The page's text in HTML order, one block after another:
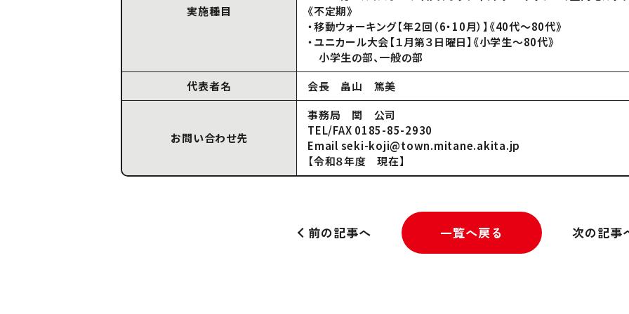
実施種目
《不定期》
・移動ウォーキング【年２回（6・10月）】《40代～80代》
・ユニカール大会【１月第３日曜日】《小学生～80代》
小学生の部、一般の部
代表者名
会長 畠山 篤美
お問い合わせ先
事務局 関 公司
TEL/FAX 0185-85-2930
Email seki-koji@town.mitane.akita.jp
【令和８年度 現在】
前の記事へ 一覧へ戻る 次の記事